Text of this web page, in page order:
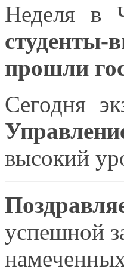
Неделя в
студенты-
прошли
Сегодня
высокий
успешной